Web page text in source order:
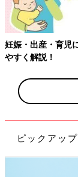
ピックアップ